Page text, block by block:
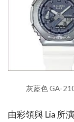
灰藍色 GA-
由彩領與 Lia 所